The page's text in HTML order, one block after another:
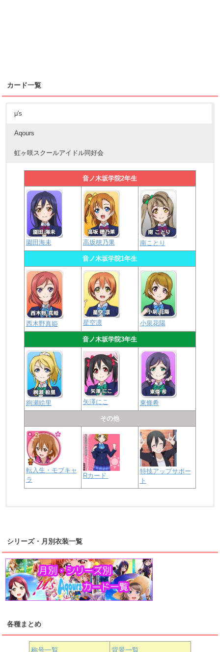
カード一覧
μ's
Aqours
虹ヶ咲スクールアイドル同好会
音ノ木坂学院2年生
園田海未 高坂穂乃果 南ことり
音ノ木坂学院1年生
西木野真姫 星空凛 小泉花陽
音ノ木坂学院3年生
絢瀬絵里 矢澤にこ 東條希
その他
転入生・モブキャ
ラ
Rカード
特技アップサポー
ト
桜内梨子 高海千歌 渡辺曜
浦の星女学院1年生
津島善子 黒澤ルビィ
上原歩夢 宮下愛 優木せつ菜
虹ヶ咲学園1年生
中須かすみ 天王寺璃奈
シリーズ・月別衣装一覧
各種まとめ
称号一覧 背景一覧